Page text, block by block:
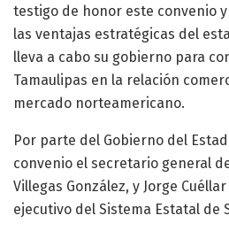
testigo de honor este convenio
las ventajas estratégicas del
lleva a cabo su gobierno para
Tamaulipas en la relación
mercado norteamericano.
Por parte del Gobierno del
convenio el secretario general
Villegas González, y Jorge
ejecutivo del Sistema Estatal de